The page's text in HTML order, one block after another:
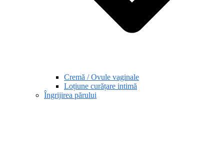
Cremă / Ovule vaginale
Loțiune curățare intimă
Îngrijirea părului